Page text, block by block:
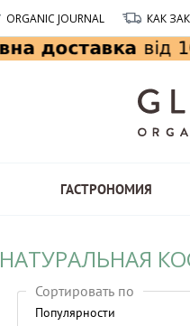
ORGANIC JOURNAL КАК
ГАСТРОНОМИЯ
НАТУРАЛЬНАЯ
Сортировать по
Популярности